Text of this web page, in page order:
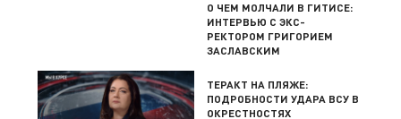
О ЧЕМ МОЛЧАЛИ В ГИТИСЕ:
ИНТЕРВЬЮ С ЭКС-
РЕКТОРОМ ГРИГОРИЕМ
ЗАСЛАВСКИМ
ТЕРАКТ НА ПЛЯЖЕ:
ПОДРОБНОСТИ УДАРА ВСУ В
ОКРЕСТНОСТЯХ